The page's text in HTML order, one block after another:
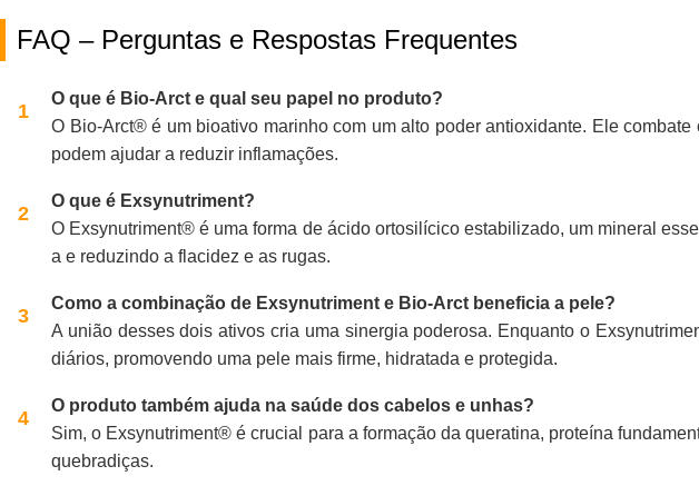
FAQ – Perguntas e Respostas Frequentes
O que é Bio-Arct e qual seu papel no produto?
O Bio-Arct® é um bioativo marinho com um alto poder antioxidante. Ele
podem ajudar a reduzir inflamações.
O que é Exsynutriment?
O Exsynutriment® é uma forma de ácido ortosilícico estabilizado, um mineral
a e reduzindo a flacidez e as rugas.
Como a combinação de Exsynutriment e Bio-Arct beneficia a pele?
A união desses dois ativos cria uma sinergia poderosa. Enquanto o
diários, promovendo uma pele mais firme, hidratada e protegida.
O produto também ajuda na saúde dos cabelos e unhas?
Sim, o Exsynutriment® é crucial para a formação da queratina, proteína
quebradiças.